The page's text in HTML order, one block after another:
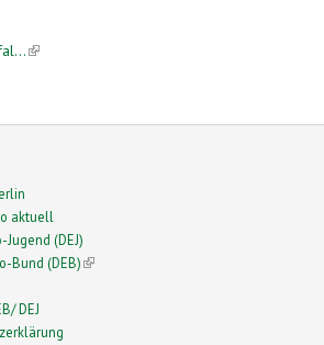
(link is external)
aktuell
(DEJ)
Bund (DEB)(link is external)
DEJ